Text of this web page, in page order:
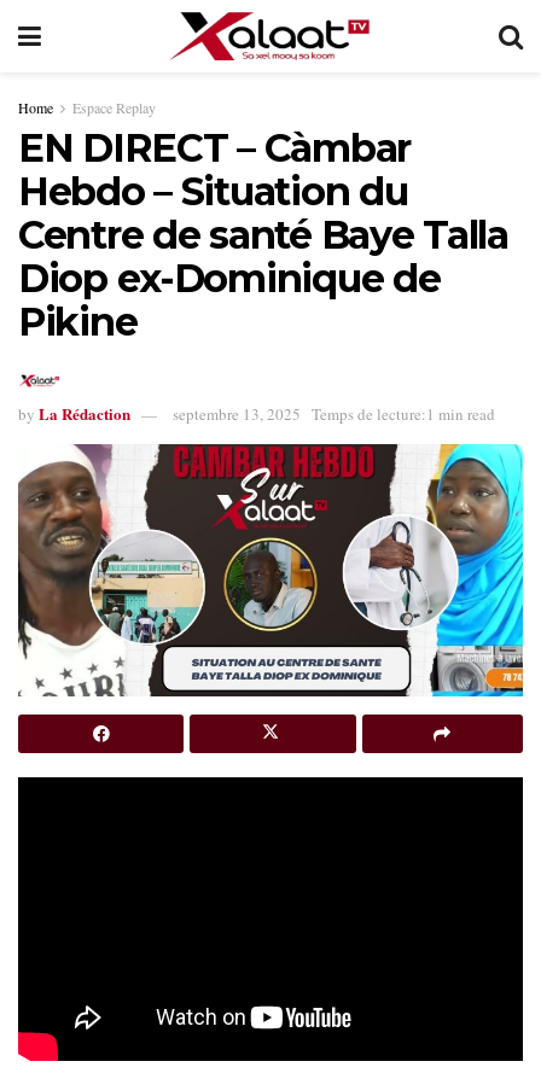
Home Espace Replay
EN DIRECT – Càmbar
Hebdo – Situation du
Centre de santé Baye Talla
Diop ex-Dominique de
Pikine
by La Rédaction septembre 13, 2025 Temps de lecture:1 min read